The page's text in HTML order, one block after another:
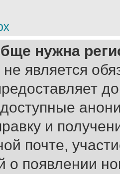
нужна
не является
и
почте,
о появлении